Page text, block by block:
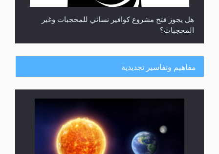
فتوى أمير المؤمنين الميرزا مسرور أحمد أيده الله في
مفاهيم وتفاسير تجديدية